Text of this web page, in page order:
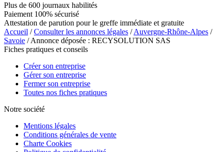
Plus de 600 journaux habilités
Paiement 100% sécurisé
Attestation de parution pour le greffe immédiate et gratuite
Accueil /Consulter les annonces légales /Auvergne-Rhône-Alpes /
Savoie / Annonce déposée : RECYSOLUTION SAS
Fiches pratiques et conseils
Créer son entreprise
Gérer son entreprise
Fermer son entreprise
Toutes nos fiches pratiques
Notre société
Mentions légales
Conditions générales de vente
Charte Cookies